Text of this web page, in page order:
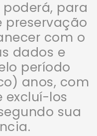
poderá, para
preservação
com o
dados e
período
anos, com
excluí-los
sua